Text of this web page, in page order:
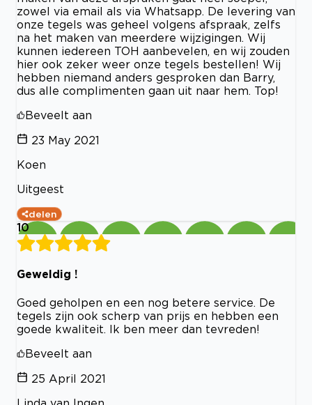
zowel via email als via Whatsapp. De levering van
onze tegels was geheel volgens afspraak, zelfs
na het maken van meerdere wijzigingen. Wij
kunnen iedereen TOH aanbevelen, en wij zouden
hier ook zeker weer onze tegels bestellen! Wij
hebben niemand anders gesproken dan Barry,
dus alle complimenten gaan uit naar hem. Top!
Beveelt aan
23 May 2021
Koen
Uitgeest
delen
10
Geweldig !
Goed geholpen en een nog betere service. De
tegels zijn ook scherp van prijs en hebben een
goede kwaliteit. Ik ben meer dan tevreden!
Beveelt aan
25 April 2021